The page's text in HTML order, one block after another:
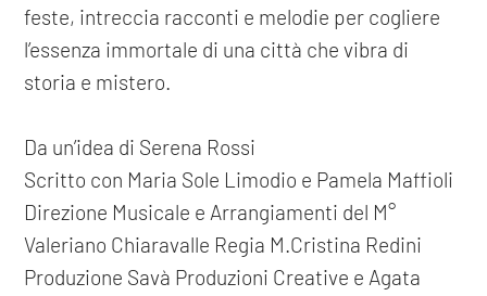
feste, intreccia racconti e melodie per cogliere
l’essenza immortale di una città che vibra di
storia e mistero.
Da un’idea di Serena Rossi
Scritto con Maria Sole Limodio e Pamela Maffioli
Direzione Musicale e Arrangiamenti del M°
Valeriano Chiaravalle Regia M.Cristina Redini
Produzione Savà Produzioni Creative e Agata